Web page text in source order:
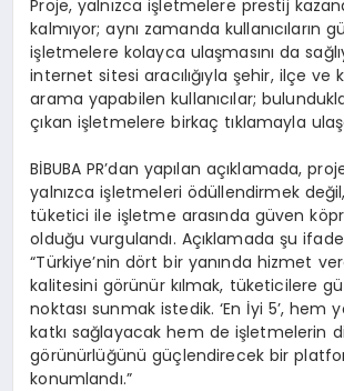
Proje, yalnızca işletmelere prestij
kalmıyor; aynı zamanda kullanıcıların
işletmelere kolayca ulaşmasını da
internet sitesi aracılığıyla şehir, ilçe ve
arama yapabilen kullanıcılar;
çıkan işletmelere birkaç tıklamayla
BİBUBA PR’dan yapılan açıklamada,
yalnızca işletmeleri ödüllendirmek
tüketici ile işletme arasında güven
olduğu vurgulandı. Açıklamada şu
“Türkiye’nin dört bir yanında hizmet
kalitesini görünür kılmak, tüketicilere
noktası sunmak istedik. ‘En İyi 5’, hem
katkı sağlayacak hem de işletmelerin
görünürlüğünü güçlendirecek bir
konumlandı.”